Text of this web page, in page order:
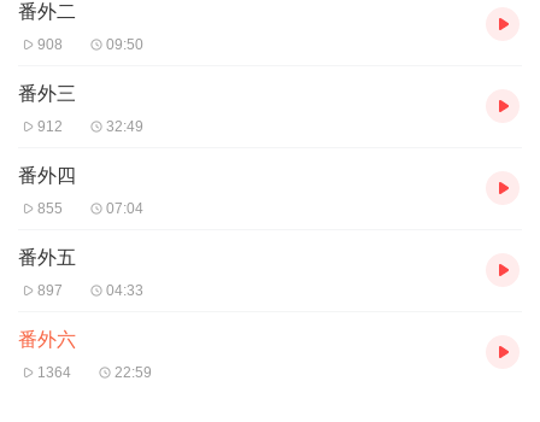
番外二
908 09:50
番外三
912 32:49
番外四
855 07:04
番外五
897 04:33
番外六
1364 22:59